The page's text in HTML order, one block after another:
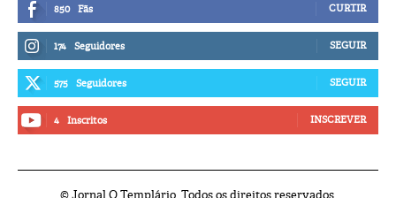
850 Fãs CURTIR
174 Seguidores SEGUIR
575 Seguidores SEGUIR
4 Inscritos INSCREVER
© Jornal O Templário. Todos os direitos reservados.